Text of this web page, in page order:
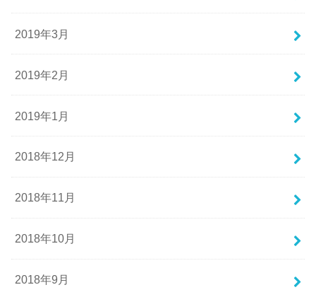
2019年3月
2019年2月
2019年1月
2018年12月
2018年11月
2018年10月
2018年9月